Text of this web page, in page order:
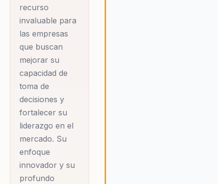
desmitificar la
economía para el
público general. Su
estilo directo y
pedagógico le ha
ganado una
audiencia fiel que
valora su capacidad
para transformar la
economía en una
herramienta de
crecimiento y
desarrollo.
recurso
invaluable para
las empresas
que buscan
mejorar su
capacidad de
toma de
decisiones y
fortalecer su
liderazgo en el
mercado. Su
enfoque
innovador y su
profundo